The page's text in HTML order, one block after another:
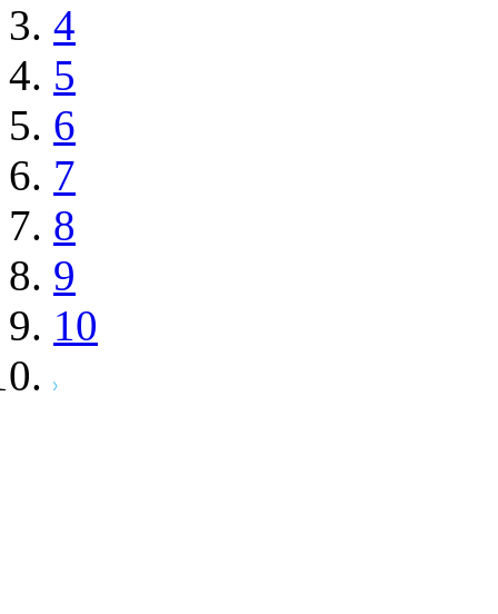
4
5
6
7
8
9
10